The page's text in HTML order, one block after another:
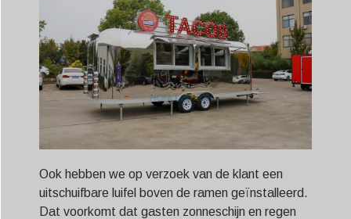
Ook hebben we op verzoek van de klant een
uitschuifbare luifel boven de ramen geïnstalleerd.
Dat voorkomt dat gasten zonneschijn en regen